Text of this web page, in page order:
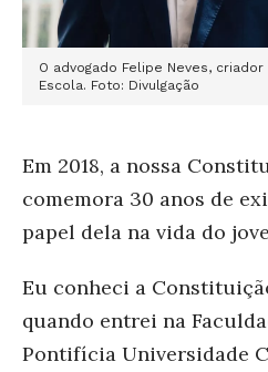
O advogado Felipe Neves,
Escola. Foto: Divulgação
Em 2018, a nossa
comemora 30 anos de
papel dela na vida do
Eu conheci a
quando entrei na
Pontifícia Universidade